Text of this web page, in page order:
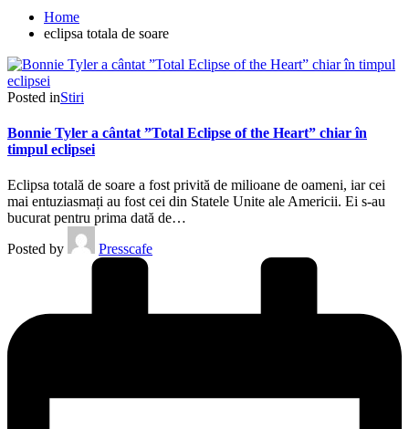
Home
eclipsa totala de soare
Posted inStiri
Bonnie Tyler a cântat ”Total Eclipse of the Heart” chiar în
timpul eclipsei
Eclipsa totală de soare a fost privită de milioane de oameni, iar cei
mai entuziasmați au fost cei din Statele Unite ale Americii. Ei s-au
bucurat pentru prima dată de…
Posted by
Presscafe